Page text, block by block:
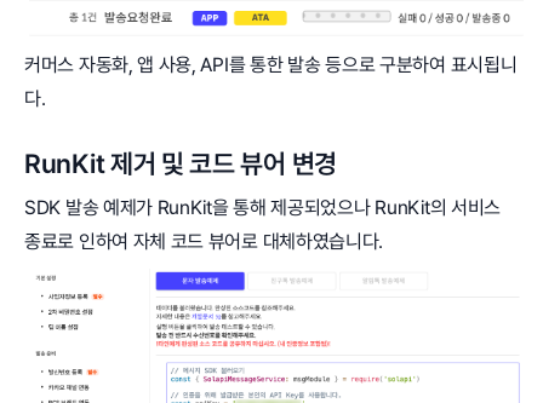
커머스 자동화, 앱 사용, API를 통한 발송 등으로 구분하여 표시됩니
다.
RunKit 제거 및 코드 뷰어 변경
SDK 발송 예제가 RunKit을 통해 제공되었으나 RunKit의 서비스
종료로 인하여 자체 코드 뷰어로 대체하였습니다.